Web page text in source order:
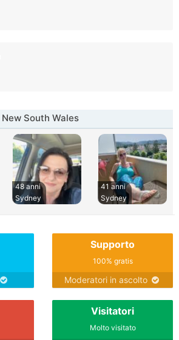
South Wales
48 anni
Sydney
41 anni
Sydney
Supporto
100% gratis
Moderatori in ascolto
Visitatori
Molto visitato